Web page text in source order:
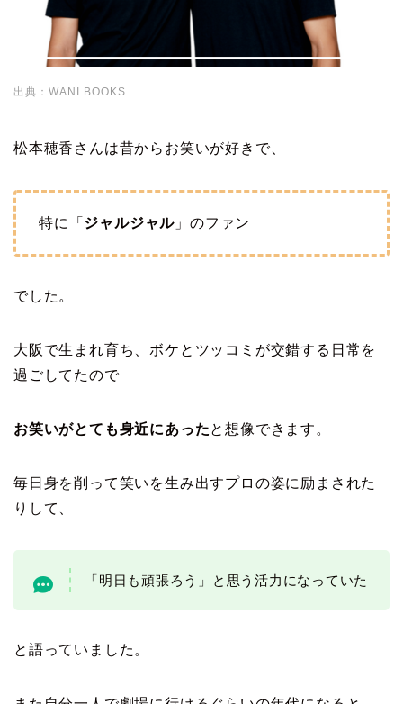
出典：WANI BOOKS
松本穂香さんは昔からお笑いが好きで、
特に「 ジャルジャル 」のファン
でした。
大阪で生まれ育ち、ボケとツッコミが交錯する日常を
過ごしてたので
お笑いがとても身近にあったと想像できます。
毎日身を削って笑いを生み出すプロの姿に励まされた
りして、
「明日も頑張ろう」と思う活力になっていた
と語っていました。